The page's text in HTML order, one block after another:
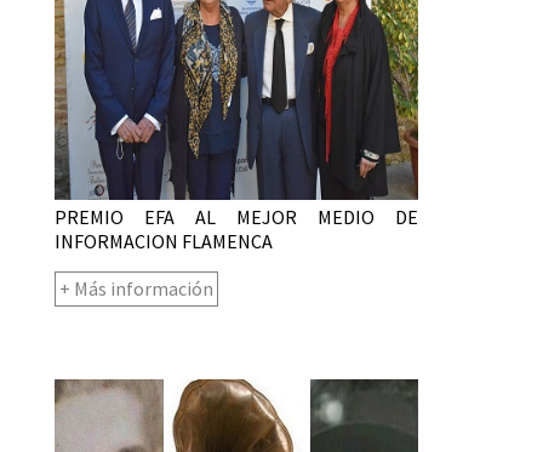
PREMIO EFA AL MEJOR MEDIO DE
INFORMACION FLAMENCA
+ Más información